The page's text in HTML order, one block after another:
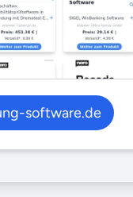
software.de